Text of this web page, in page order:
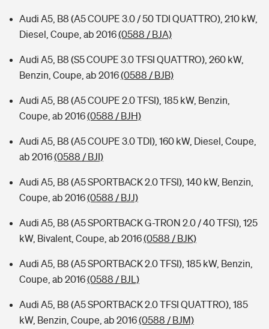
Audi A5, B8 (A5 COUPE 3.0 / 50 TDI QUATTRO), 210 kW,
Diesel, Coupe, ab 2016(0588 / BJA)
Audi A5, B8 (S5 COUPE 3.0 TFSI QUATTRO), 260 kW,
Benzin, Coupe, ab 2016(0588 / BJB)
Audi A5, B8 (A5 COUPE 2.0 TFSI), 185 kW, Benzin,
Coupe, ab 2016(0588 / BJH)
Audi A5, B8 (A5 COUPE 3.0 TDI), 160 kW, Diesel, Coupe,
ab 2016(0588 / BJI)
Audi A5, B8 (A5 SPORTBACK 2.0 TFSI), 140 kW, Benzin,
Coupe, ab 2016(0588 / BJJ)
Audi A5, B8 (A5 SPORTBACK G-TRON 2.0 / 40 TFSI), 125
kW, Bivalent, Coupe, ab 2016(0588 / BJK)
Audi A5, B8 (A5 SPORTBACK 2.0 TFSI), 185 kW, Benzin,
Coupe, ab 2016(0588 / BJL)
Audi A5, B8 (A5 SPORTBACK 2.0 TFSI QUATTRO), 185
kW, Benzin, Coupe, ab 2016(0588 / BJM)